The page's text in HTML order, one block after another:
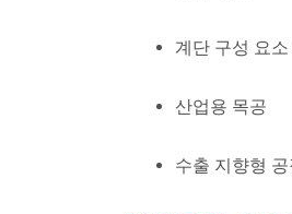
계단 구성 요
산업용 목공
수출 지향형